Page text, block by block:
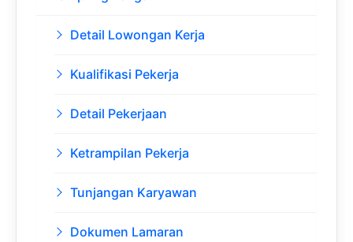
Detail Lowongan Kerja
Kualifikasi Pekerja
Detail Pekerjaan
Ketrampilan Pekerja
Tunjangan Karyawan
Dokumen Lamaran